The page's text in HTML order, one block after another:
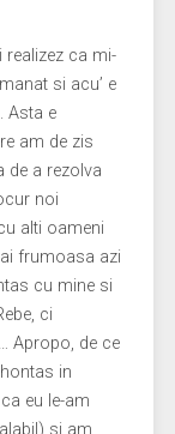
ca mi-
si acu’ e
Asta e
am de zis
de a rezolva
noi
alti oameni
frumoasa azi
cu mine si
ci
Apropo, de ce
in
eu le-am
si am